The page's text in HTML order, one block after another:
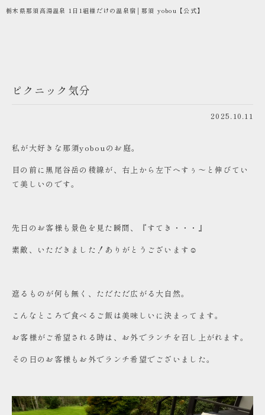
栃木県那須高湯温泉 1日1組様だけの温泉宿│那須 yobou【公式】
ピクニック気分
2025.10.11
私が大好きな那須yobouのお庭。
目の前に黒尾谷岳の稜線が、右上から左下へすぅ～と伸びてい
て美しいのです。
先日のお客様も景色を見た瞬間、『すてき・・・』
素敵、いただきました！ありがとうございます☺
遮るものが何も無く、ただただ広がる大自然。
こんなところで食べるご飯は美味しいに決まってます。
お客様がご希望される時は、お外でランチを召し上がれます。
その日のお客様もお外でランチ希望でございました。